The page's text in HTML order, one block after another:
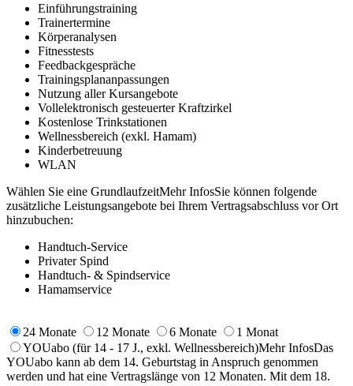
Einführungstraining
Trainertermine
Körperanalysen
Fitnesstests
Feedbackgespräche
Trainingsplananpassungen
Nutzung aller Kursangebote
Vollelektronisch gesteuerter Kraftzirkel
Kostenlose Trinkstationen
Wellnessbereich (exkl. Hamam)
Kinderbetreuung
WLAN
Wählen Sie eine GrundlaufzeitMehr InfosSie können folgende
zusätzliche Leistungsangebote bei Ihrem Vertragsabschluss vor Ort
hinzubuchen:
Handtuch-Service
Privater Spind
Handtuch- & Spindservice
Hamamservice
24 Monate 12 Monate 6 Monate
1 Monat
YOUabo (für 14 - 17 J., exkl. Wellnessbereich)Mehr InfosDas
YOUabo kann ab dem 14. Geburtstag in Anspruch genommen
werden und hat eine Vertragslänge von 12 Monaten. Mit dem 18.